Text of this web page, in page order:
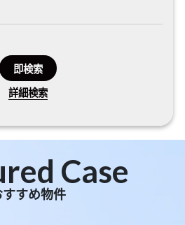
即検索
詳細検索
Case
すすめ物件